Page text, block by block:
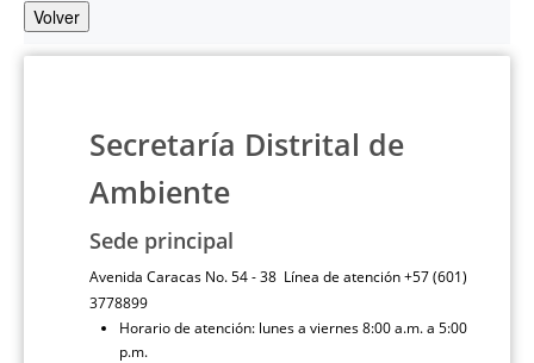
Volver
Secretaría Distrital de
Ambiente
Sede principal
Avenida Caracas No. 54 - 38 Línea de atención +57 (601)
3778899
Horario de atención: lunes a viernes 8:00 a.m. a 5:00
p.m.